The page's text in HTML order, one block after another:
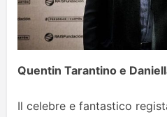
Quentin Tarantino e
Il celebre e fantastico